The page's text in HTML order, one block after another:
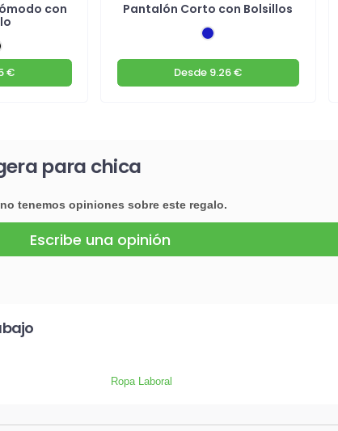
con
€
Pantalón Corto con Bolsillos
Desde 9.26 €
para chica
tenemos opiniones sobre este regalo.
Escribe una opinión
Ropa Laboral